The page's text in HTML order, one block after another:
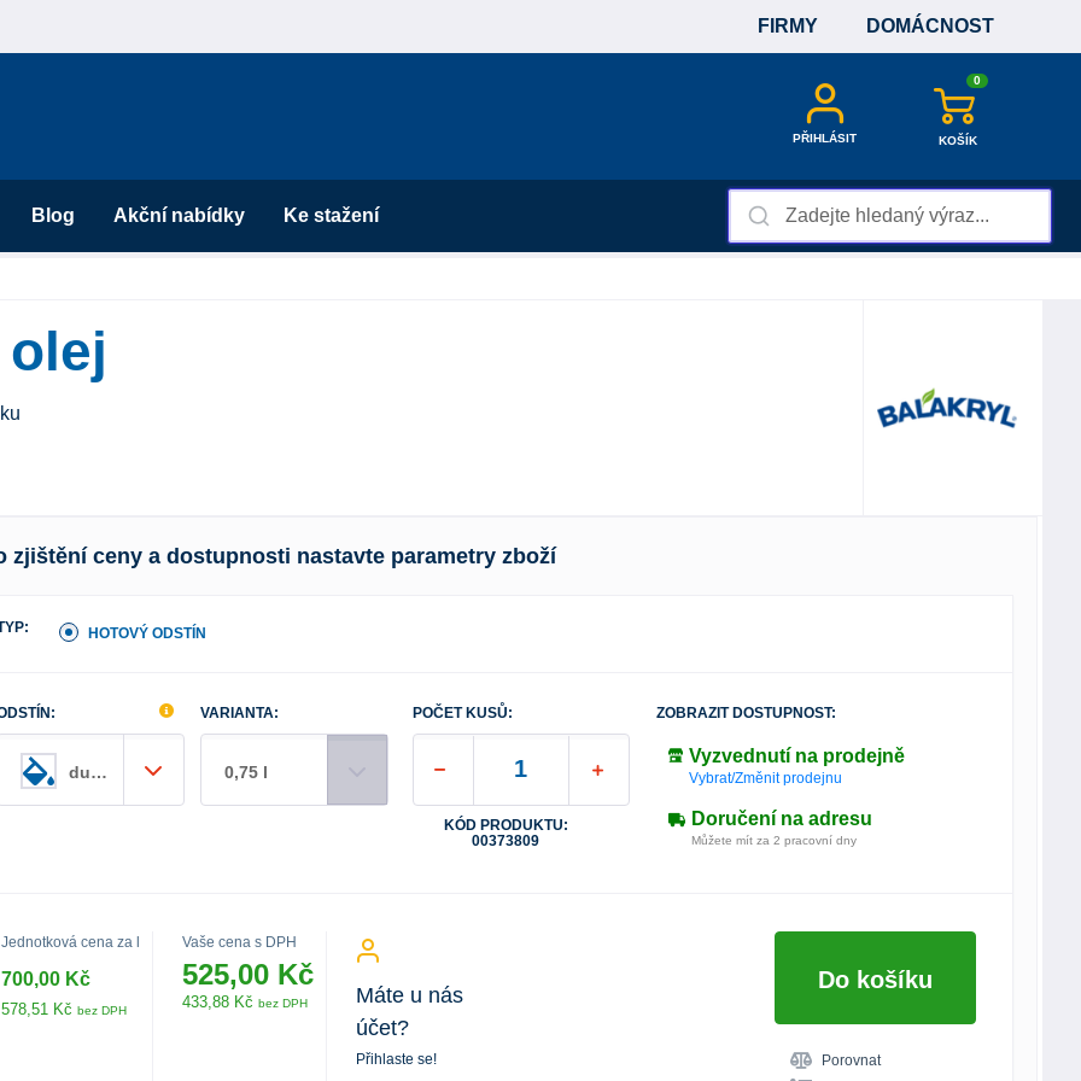
FIRMY DOMÁCNOST
PŘIHLÁSIT
0
KOŠÍK
Blog Akční nabídky Ke stažení
zjištění ceny a dostupnosti nastavte parametry zboží
HOTOVÝ ODSTÍN
dub bílý
VARIANTA:
0,75 l
POČET KUSŮ:
KÓD PRODUKTU:
00373809
ZOBRAZIT DOSTUPNOST:
Vyzvednutí na prodejně
Vybrat/Změnit prodejnu
Doručení na adresu
Můžete mít za 2 pracovní dny
Jednotková cena za l
700,00 Kč
578,51 Kč bez DPH
Vaše cena s DPH
525,00 Kč
433,88 Kč bez DPH
Máte u nás
účet?
Přihlaste se!
Do košíku
Porovnat